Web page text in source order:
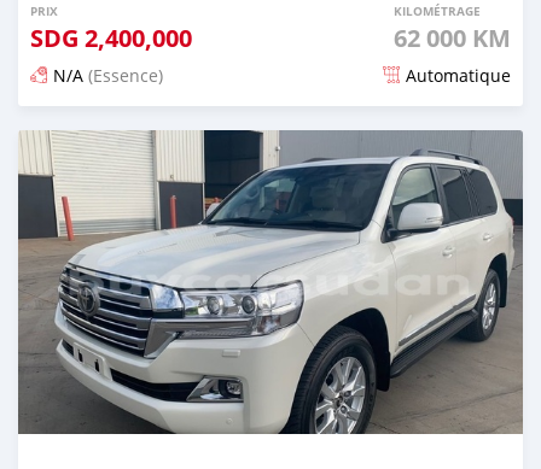
PRIX
SDG 2,400,000
KILOMÉTRAGE
62 000 KM
N/A (Essence) Automatique
Publié il y a 17 jours